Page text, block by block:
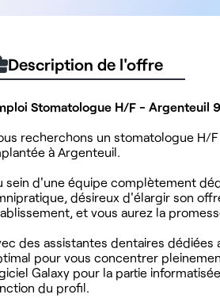
Description de l'offre
Stomatologue H/F - Argenteuil
recherchons un stomatologue H/
à Argenteuil.
sein d'une équipe complètement
désireux d'élargir son
et vous aurez la
des assistantes dentaires
pour vous concentrer
Galaxy pour la partie
du profil.